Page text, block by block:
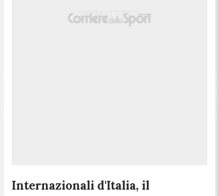
Internazionali d'Italia, il